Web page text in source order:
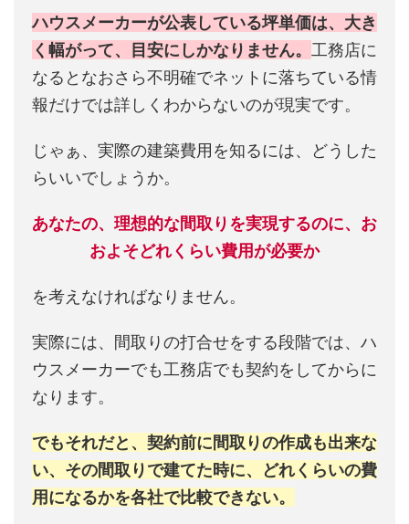
ハウスメーカーが公表している坪単価は、大き
く幅がって、目安にしかなりません。 工務店に
なるとなおさら不明確でネットに落ちている情
報だけでは詳しくわからないのが現実です。
じゃぁ、実際の建築費用を知るには、どうした
らいいでしょうか。
あなたの、理想的な間取りを実現するのに、お
およそどれくらい費用が必要か
を考えなければなりません。
実際には、間取りの打合せをする段階では、ハ
ウスメーカーでも工務店でも契約をしてからに
なります。
でもそれだと、契約前に間取りの作成も出来な
い、その間取りで建てた時に、どれくらいの費
用になるかを各社で比較できない。